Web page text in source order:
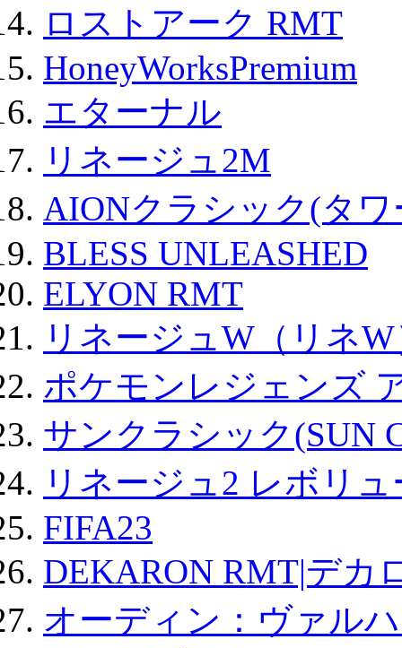
ロストアーク RMT
HoneyWorksPremium
エターナル
リネージュ2M
AIONクラシック(タ
BLESS UNLEASHED
ELYON RMT
リネージュW（リネ
ポケモンレジェンズ
サンクラシック(SUN
リネージュ2 レボリ
FIFA23
DEKARON RMT|デカ
オーディン：ヴァル